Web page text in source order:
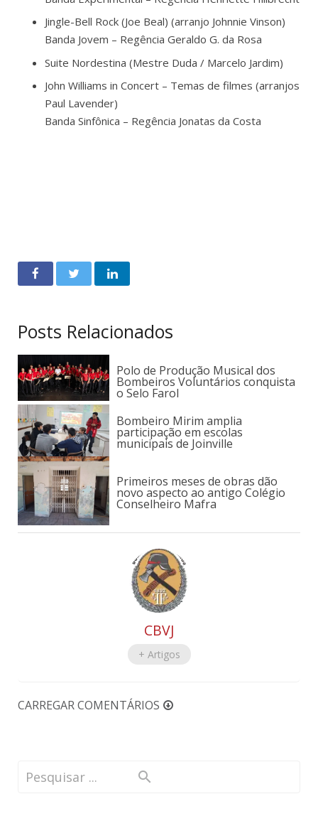
Jingle-Bell Rock (Joe Beal) (arranjo Johnnie Vinson)
Banda Jovem – Regência Geraldo G. da Rosa
Suite Nordestina (Mestre Duda / Marcelo Jardim)
John Williams in Concert – Temas de filmes (arranjos
Paul Lavender)
Banda Sinfônica – Regência Jonatas da Costa
Posts Relacionados
Polo de Produção Musical dos
Bombeiros Voluntários conquista
o Selo Farol
Bombeiro Mirim amplia
participação em escolas
municipais de Joinville
Primeiros meses de obras dão
novo aspecto ao antigo Colégio
Conselheiro Mafra
CBVJ
+ Artigos
CARREGAR COMENTÁRIOS